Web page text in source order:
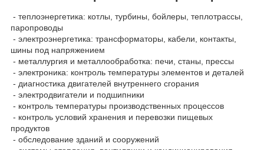
- теплоэнергетика: котлы, турбины, бойлеры, теплотрассы,
паропроводы
- электроэнергетика: трансформаторы, кабели, контакты,
шины под напряжением
- металлургия и металлообработка: печи, станы, прессы
- электроника: контроль температуры элементов и деталей
- диагностика двигателей внутреннего сгорания
- электродвигатели и подшипники
- контроль температуры производственных процессов
- контроль условий хранения и перевозки пищевых
продуктов
- обследование зданий и сооружений